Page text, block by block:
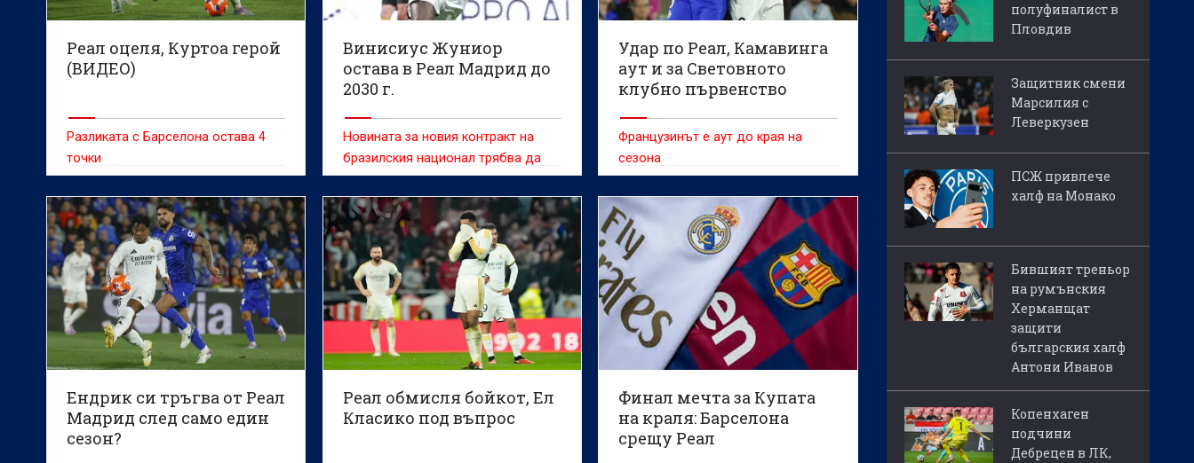
Реал оцеля, Куртоа герой
(ВИДЕО)
Разликата с Барселона остава 4
точки
Винисиус Жуниор
остава в Реал Мадрид до
2030 г.
Новината за новия контракт на
бразилския национал трябва да
бъде съобщена след края на
настоящия сезон
Удар по Реал, Камавинга
аут и за Световното
клубно първенство
Французинът е аут до края на
сезона
Ендрик си тръгва от Реал
Мадрид след само един
сезон?
Реал обмисля бойкот, Ел
Класико под въпрос
Финал мечта за Купата
на краля: Барселона
срещу Реал
полуфиналист в
Пловдив
Защитник смени
Марсилия с
Леверкузен
ПСЖ привлече
халф на Монако
Бившият треньор
на румънския
Херманщат
защити
българския халф
Антони Иванов
Копенхаген
подчини
Дебрецен в ЛК,